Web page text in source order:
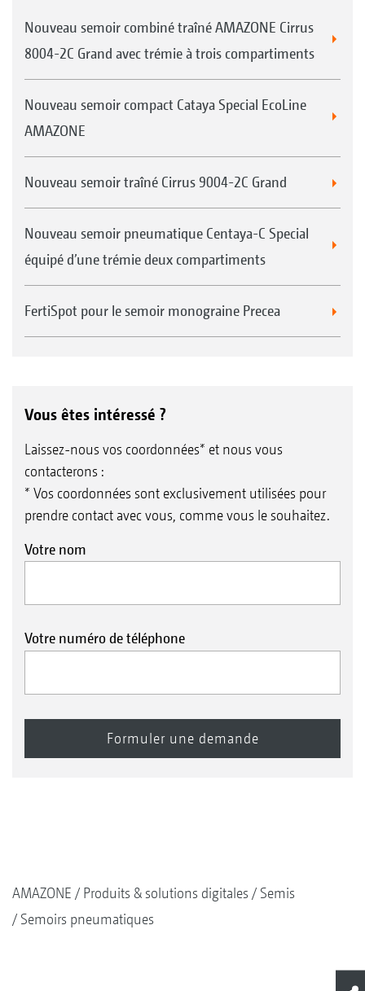
Nouveau semoir combiné traîné AMAZONE Cirrus
8004-2C Grand avec trémie à trois compartiments
Nouveau semoir compact Cataya Special EcoLine
AMAZONE
Nouveau semoir traîné Cirrus 9004-2C Grand
Nouveau semoir pneumatique Centaya-C Special
équipé d’une trémie deux compartiments
FertiSpot pour le semoir monograine Precea
Vous êtes intéressé ?
Laissez-nous vos coordonnées* et nous vous
contacterons :
* Vos coordonnées sont exclusivement utilisées pour
prendre contact avec vous, comme vous le souhaitez.
Votre nom
Votre numéro de téléphone
AMAZONE Produits & solutions digitales
Semis
Semoirs pneumatiques